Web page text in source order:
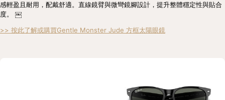
感輕盈且耐用，配戴舒適。直線鏡臂與微彎鏡腳設計，提升整體穩定性與貼合
度。 ￼
>> 按此了解或購買Gentle Monster Jude 方框太陽眼鏡